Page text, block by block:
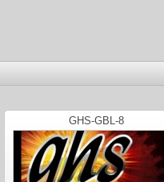
GHS-GBL-8